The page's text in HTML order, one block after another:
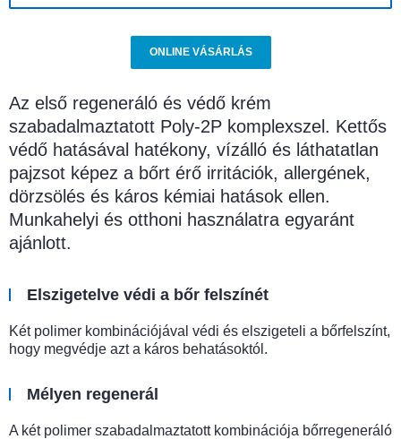
ONLINE VÁSÁRLÁS
Az első regeneráló és védő krém
szabadalmaztatott Poly-2P komplexszel. Kettős
védő hatásával hatékony, vízálló és láthatatlan
pajzsot képez a bőrt érő irritációk, allergének,
dörzsölés és káros kémiai hatások ellen.
Munkahelyi és otthoni használatra egyaránt
ajánlott.
Elszigetelve védi a bőr felszínét
Két polimer kombinációjával védi és elszigeteli a bőrfelszínt,
hogy megvédje azt a káros behatásoktól.
Mélyen regenerál
A két polimer szabadalmaztatott kombinációja bőrregeneráló